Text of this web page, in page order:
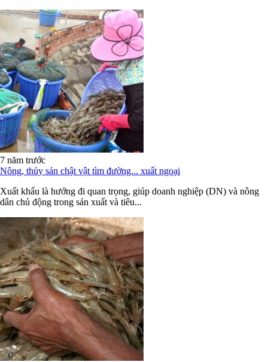
7 năm trước
Nông, thủy sản chật vật tìm đường... xuất ngoại
Xuất khẩu là hướng đi quan trọng, giúp doanh nghiệp (DN) và nông
dân chủ động trong sản xuất và tiêu...